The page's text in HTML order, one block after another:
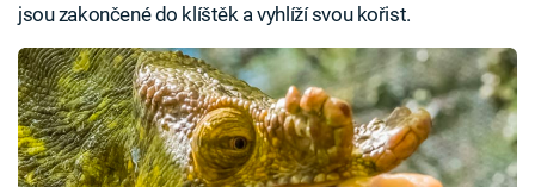
jsou zakončené do klíštěk a vyhlíží svou kořist.